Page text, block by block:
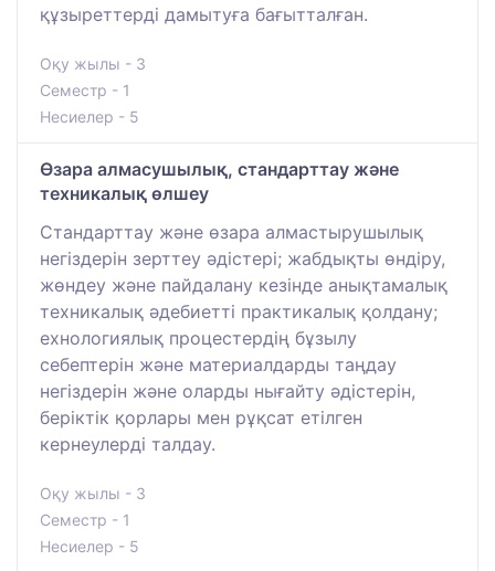
құзыреттерді дамытуға бағытталған.
Оқу жылы - 3
Семестр - 1
Несиелер - 5
Өзара алмасушылық, стандарттау және
техникалық өлшеу
Стандарттау және өзара алмастырушылық
негіздерін зерттеу әдістері; жабдықты өндіру,
жөндеу және пайдалану кезінде анықтамалық
техникалық әдебиетті практикалық қолдану;
ехнологиялық процестердің бұзылу
себептерін және материалдарды таңдау
негіздерін және оларды нығайту әдістерін,
беріктік қорлары мен рұқсат етілген
кернеулерді талдау.
Оқу жылы - 3
Семестр - 1
Несиелер - 5